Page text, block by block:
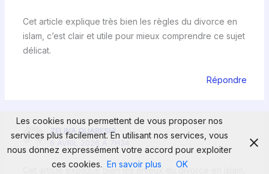
Cet article explique très bien les règles du divorce en
islam, c’est clair et utile pour mieux comprendre ce sujet
délicat.
Répondre
ZELINA QUARESHI
Cet article explique bien les enjeux du divorce en islam,
Les cookies nous permettent de vous proposer nos
services plus facilement. En utilisant nos services, vous
nous donnez expressément votre accord pour exploiter
ces cookies. En savoir plus OK